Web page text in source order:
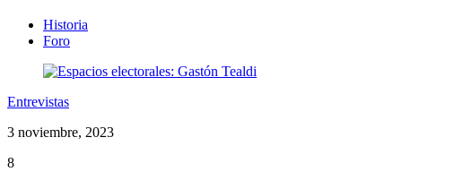
Historia
Foro
Entrevistas
3 noviembre, 2023
8